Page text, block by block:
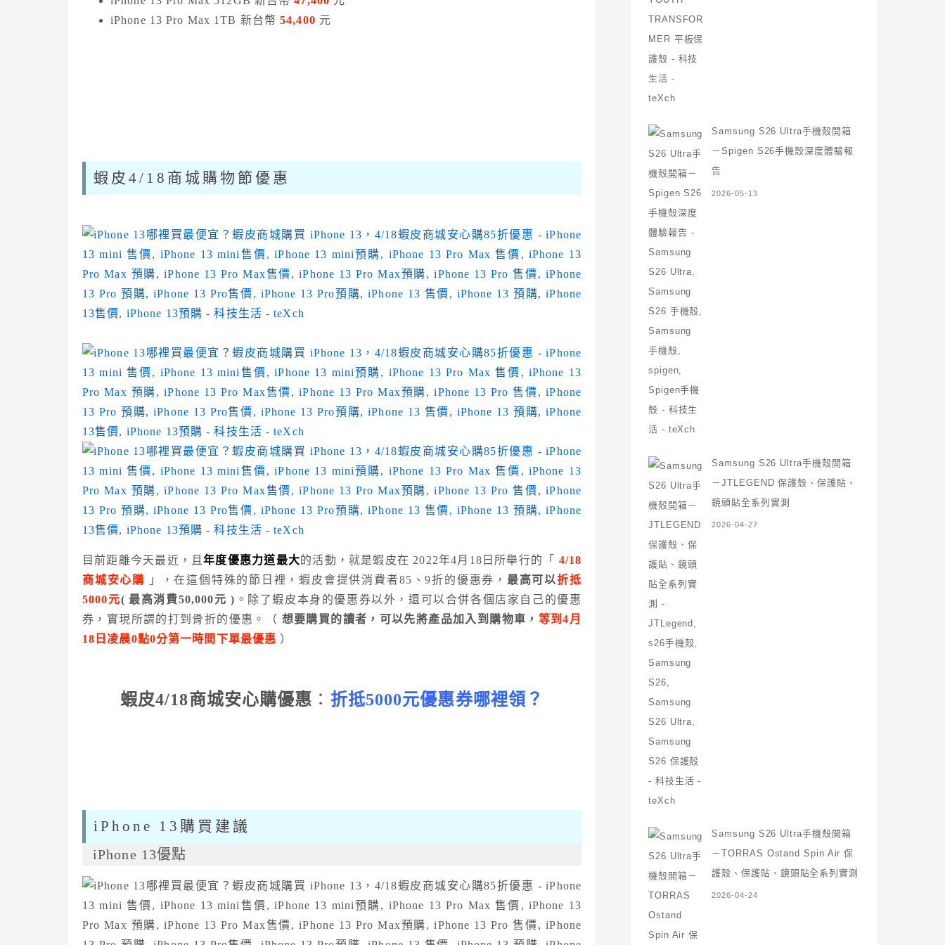
iPhone 13 Pro Max 1TB 新台幣54,400 元
蝦皮4/18商城購物節優惠
目前距離今天最近，且年度優惠力道最大的活動，就是蝦皮在 2022年4月18日所舉行的「 4/18
商城安心購
」，在這個特殊的節日裡，蝦皮會提供消費者85、9折的優惠券， 最高可以折抵
5000元( 最高消費50,000元 ) 。除了蝦皮本身的優惠券以外，還可以合併各個店家自己的優惠
券，實現所謂的打到骨折的優惠。（ 想要購買的讀者，可以先將產品加入到購物車， 等到4月
18日凌晨0點0分第一時間下單最優惠 ）
蝦皮4/18商城安心購優惠 ： 折抵5000元優惠券哪裡領？
iPhone 13購買建議
iPhone 13優點
Samsung S26 Ultra手機殼開箱
－Spigen S26手機殼深度體驗報
告
2026-05-13
Samsung S26 Ultra手機殼開箱
－JTLEGEND 保護殼、保護貼、
鏡頭貼全系列實測
2026-04-27
Samsung S26 Ultra手機殼開箱
－TORRAS Ostand Spin Air 保
護殼、保護貼、鏡頭貼全系列實測
2026-04-24